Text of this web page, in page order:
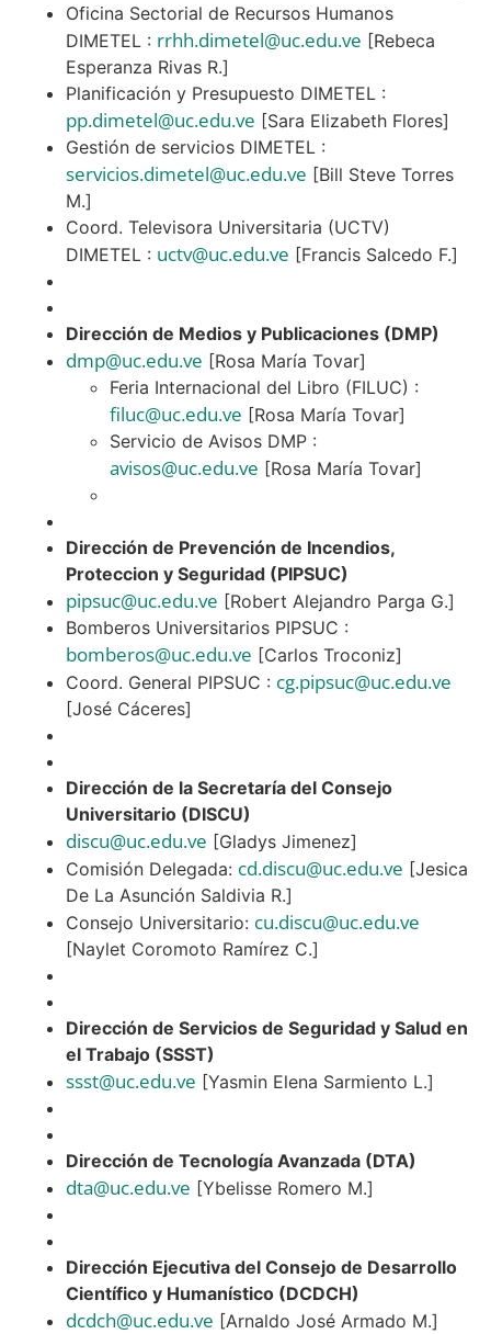
Oficina Sectorial de Recursos Humanos
DIMETEL : rrhh.dimetel@uc.edu.ve [Rebeca
Esperanza Rivas R.]
Planificación y Presupuesto DIMETEL :
pp.dimetel@uc.edu.ve [Sara Elizabeth Flores]
Gestión de servicios DIMETEL :
servicios.dimetel@uc.edu.ve [Bill Steve Torres
M.]
Coord. Televisora Universitaria (UCTV)
DIMETEL : uctv@uc.edu.ve [Francis Salcedo F.]
Dirección de Medios y Publicaciones (DMP)
dmp@uc.edu.ve [Rosa María Tovar]
Feria Internacional del Libro (FILUC) :
filuc@uc.edu.ve [Rosa María Tovar]
Servicio de Avisos DMP :
avisos@uc.edu.ve [Rosa María Tovar]
Dirección de Prevención de Incendios,
Proteccion y Seguridad (PIPSUC)
pipsuc@uc.edu.ve [Robert Alejandro Parga G.]
Bomberos Universitarios PIPSUC :
bomberos@uc.edu.ve [Carlos Troconiz]
Coord. General PIPSUC : cg.pipsuc@uc.edu.ve
[José Cáceres]
Dirección de la Secretaría del Consejo
Universitario (DISCU)
discu@uc.edu.ve [Gladys Jimenez]
Comisión Delegada: cd.discu@uc.edu.ve [Jesica
De La Asunción Saldivia R.]
Consejo Universitario: cu.discu@uc.edu.ve
[Naylet Coromoto Ramírez C.]
Dirección de Servicios de Seguridad y Salud en
el Trabajo (SSST)
ssst@uc.edu.ve [Yasmin Elena Sarmiento L.]
Dirección de Tecnología Avanzada (DTA)
dta@uc.edu.ve [Ybelisse Romero M.]
Dirección Ejecutiva del Consejo de Desarrollo
Científico y Humanístico (DCDCH)
dcdch@uc.edu.ve [Arnaldo José Armado M.]